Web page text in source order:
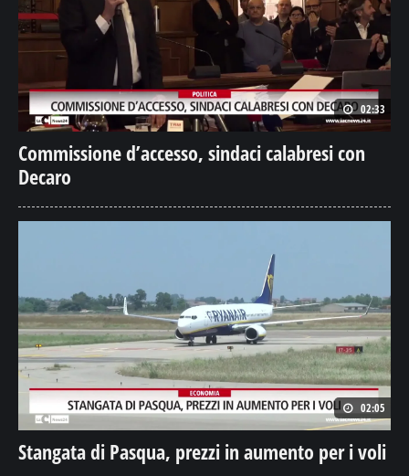
02:33
Commissione d’accesso, sindaci calabresi con
Decaro
02:05
Stangata di Pasqua, prezzi in aumento per i voli